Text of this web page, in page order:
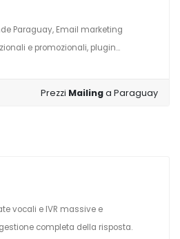
Paraguay, Email marketing
e promozionali, plugin...
Prezzi Mailinga Paraguay
vocali e IVR massive e
completa della risposta.